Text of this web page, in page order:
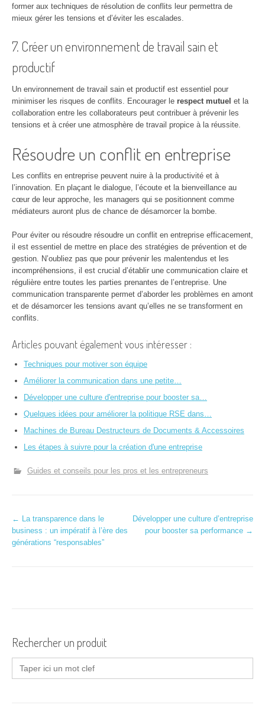
former aux techniques de résolution de conflits leur permettra de
mieux gérer les tensions et d’éviter les escalades.
7. Créer un environnement de travail sain et
productif
Un environnement de travail sain et productif est essentiel pour
minimiser les risques de conflits. Encourager le respect mutuel et la
collaboration entre les collaborateurs peut contribuer à prévenir les
tensions et à créer une atmosphère de travail propice à la réussite.
Résoudre un conflit en entreprise
Les conflits en entreprise peuvent nuire à la productivité et à
l’innovation. En plaçant le dialogue, l’écoute et la bienveillance au
cœur de leur approche, les managers qui se positionnent comme
médiateurs auront plus de chance de désamorcer la bombe.
Pour éviter ou résoudre résoudre un conflit en entreprise efficacement,
il est essentiel de mettre en place des stratégies de prévention et de
gestion. N’oubliez pas que pour prévenir les malentendus et les
incompréhensions, il est crucial d’établir une communication claire et
régulière entre toutes les parties prenantes de l’entreprise. Une
communication transparente permet d’aborder les problèmes en amont
et de désamorcer les tensions avant qu’elles ne se transforment en
conflits.
Articles pouvant également vous intéresser :
Techniques pour motiver son équipe
Améliorer la communication dans une petite…
Développer une culture d'entreprise pour booster sa…
Quelques idées pour améliorer la politique RSE dans…
Machines de Bureau Destructeurs de Documents & Accessoires
Les étapes à suivre pour la création d'une entreprise
Guides et conseils pour les pros et les entrepreneurs
N
a
t
i
← La transparence dans le
business : un impératif à l’ère des
générations “responsables”
Développer une culture d’entreprise
pour booster sa performance →
Rechercher un produit
Search
for: